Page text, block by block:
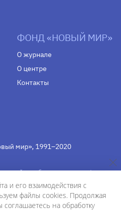
ФОНД «НОВЫЙ МИР»
О журнале
О центре
Контакты
мир», 1991–2020
службы по надзору в сфере
технологий и массовых
массовой информации
77-75754 от 13 июня 2019 г.
и его взаимодействия с
файлы cookies. Продолжая
на обработку